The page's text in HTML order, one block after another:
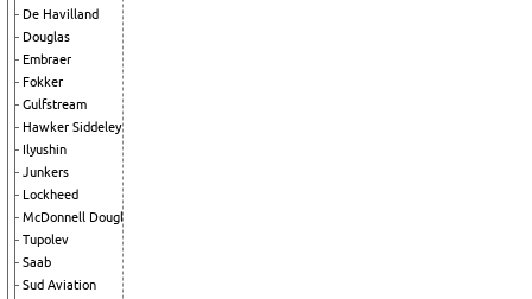
De Havilland
Douglas
Embraer
Fokker
Gulfstream
Hawker Siddeley
Ilyushin
Junkers
Lockheed
McDonnell Douglas
Tupolev
Saab
Sud Aviation